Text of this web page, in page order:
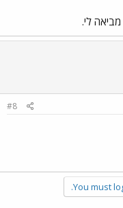
לי.
#8
You must